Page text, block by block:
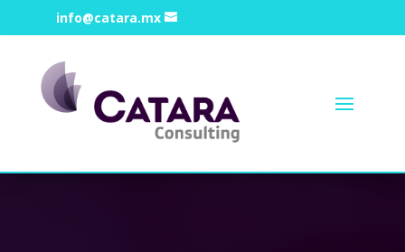
info@catara.mx